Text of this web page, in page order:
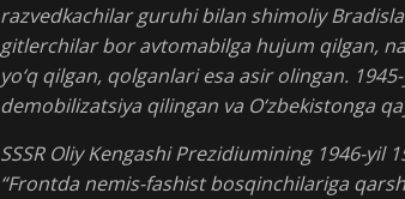
razvedkachilar guruhi bilan shimoliy
gitlerchilar bor avtomabilga hujum qilgan,
yo‘q qilgan, qolganlari esa asir olingan.
demobilizatsiya qilingan va O‘zbekistonga
SSSR Oliy Kengashi Prezidiumining 1946-yil
“Frontda nemis-fashist bosqinchilariga